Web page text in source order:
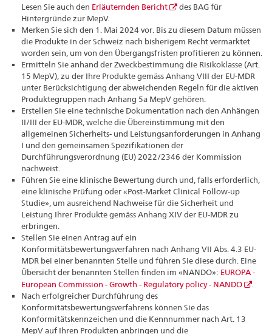
Lesen Sie auch den Erläuternden Bericht
des BAG für
Hintergründe zur MepV.
Merken Sie sich den 1. Mai 2024 vor. Bis zu diesem Datum müssen
die Produkte in der Schweiz nach bisherigem Recht vermarktet
worden sein, um von den Übergangsfristen profitieren zu können.
Ermitteln Sie anhand der Zweckbestimmung die Risikoklasse (Art.
15 MepV), zu der Ihre Produkte gemäss Anhang VIII der EU-MDR
unter Berücksichtigung der abweichenden Regeln für die aktiven
Produktegruppen nach Anhang 5a MepV gehören.
Erstellen Sie eine technische Dokumentation nach den Anhängen
II/III der EU-MDR, welche die Übereinstimmung mit den
allgemeinen Sicherheits- und Leistungsanforderungen in Anhang
I und den gemeinsamen Spezifikationen der
Durchführungsverordnung (EU) 2022/2346 der Kommission
nachweist.
Führen Sie eine klinische Bewertung durch und, falls erforderlich,
eine klinische Prüfung oder «Post-Market Clinical Follow-up
Studie», um ausreichend Nachweise für die Sicherheit und
Leistung Ihrer Produkte gemäss Anhang XIV der EU-MDR zu
erbringen.
Stellen Sie einen Antrag auf ein
Konformitätsbewertungsverfahren nach Anhang VII Abs. 4.3 EU-
MDR bei einer benannten Stelle und führen Sie diese durch. Eine
Übersicht der benannten Stellen finden im «NANDO»: EUROPA -
European Commission - Growth - Regulatory policy - NANDO
Nach erfolgreicher Durchführung des
Konformitätsbewertungsverfahrens können Sie das
Konformitätskennzeichen und die Kennnummer nach Art. 13
MepV auf Ihren Produkten anbringen und die